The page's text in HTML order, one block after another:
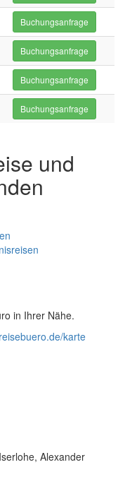
Buchungsanfrage
Buchungsanfrage
Buchungsanfrage
Buchungsanfrage
und
in Ihrer Nähe.
karte
Alexander